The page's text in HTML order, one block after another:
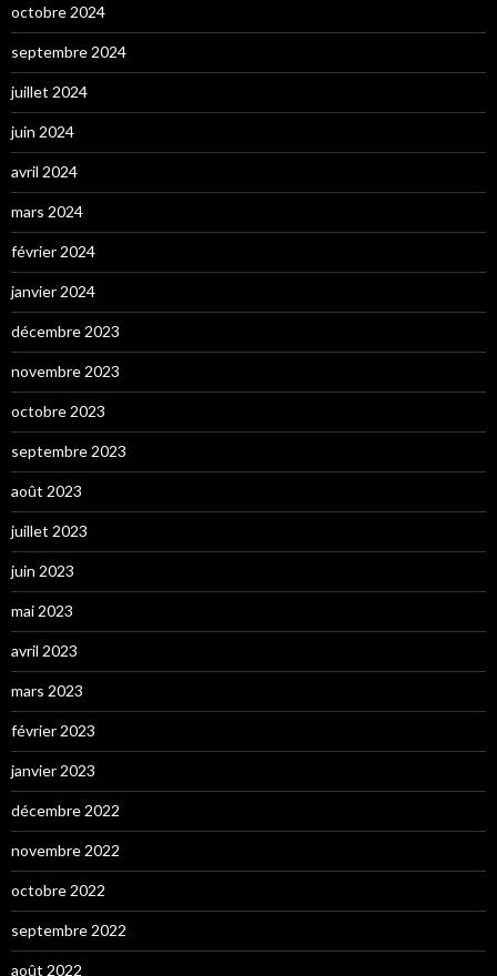
octobre 2024
septembre 2024
juillet 2024
juin 2024
avril 2024
mars 2024
février 2024
janvier 2024
décembre 2023
novembre 2023
octobre 2023
septembre 2023
août 2023
juillet 2023
juin 2023
mai 2023
avril 2023
mars 2023
février 2023
janvier 2023
décembre 2022
novembre 2022
octobre 2022
septembre 2022
août 2022